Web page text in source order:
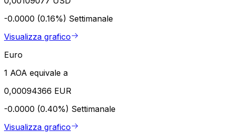
-0.0000 (0.16%) Settimanale
Visualizza grafico
Euro
1 AOA equivale a
0,00094366 EUR
-0.0000 (0.40%) Settimanale
Visualizza grafico